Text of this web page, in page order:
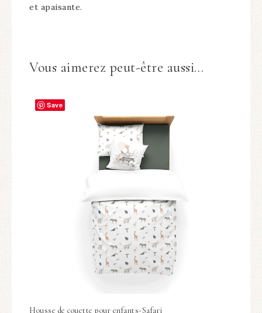
et apaisante.
Vous aimerez peut-être aussi…
Save
Housse de couette pour enfants-Safari